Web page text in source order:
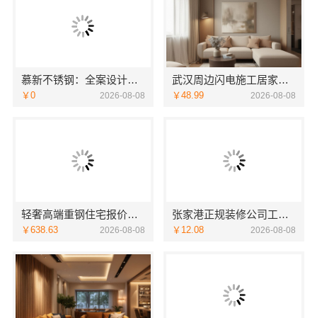
慕新不锈钢：全案设计卫生间304材质
￥0 2026-08-08
武汉周边闪电施工居家装修一楼带院，本地快装
￥48.99 2026-08-08
轻奢高端重钢住宅报价，云南晟构定制专属私宅
￥638.63 2026-08-08
张家港正规装修公司工程施工费用-苏州兔哥哥智装新材料
￥12.08 2026-08-08